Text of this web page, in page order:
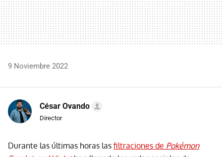
9 Noviembre 2022
César Ovando
Director
Durante las últimas horas las filtraciones de Pokémon